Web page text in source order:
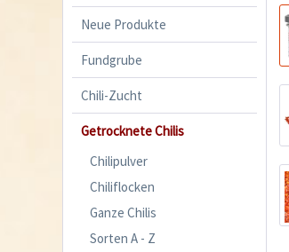
Neue Produkte
Fundgrube
Chili-Zucht
Getrocknete Chilis
Chilipulver
Chiliflocken
Ganze Chilis
Sorten A - Z